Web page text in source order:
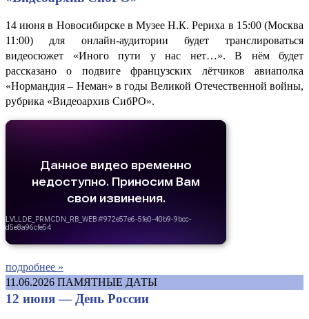
14 июня в Новосибирске в Музее Н.К. Рериха в 15:00 (Москва
11:00) для онлайн-аудитории будет транслироваться
видеосюжет «Иного пути у нас нет…». В нём будет
рассказано о подвиге французских лётчиков авиаполка
«Нормандия – Неман» в годы Великой Отечественной войны,
рубрика «Видеоархив СибРО».
подробнее »
11.06.2026 ПАМЯТНЫЕ ДАТЫ
12 июня — День России